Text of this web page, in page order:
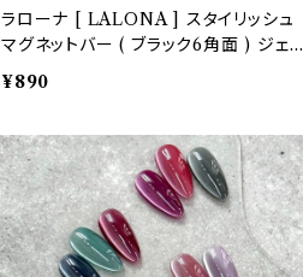
ラローナ [ LALONA ] スタイリッシュ
マグネットバー ( ブラック6角面 ) ジェル
ネイル/キャットアイズジェル/猫目/磁石/
マグネットジェル/ネイルアート
¥890